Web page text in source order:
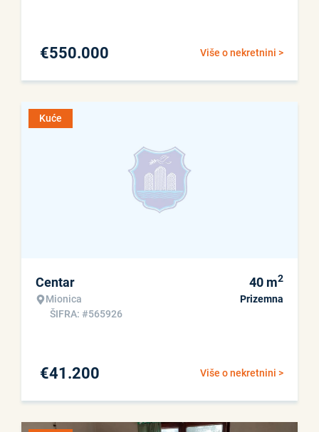
Više o nekretnini >
€550.000
Kuće
Centar
Mionica
ŠIFRA: #565926
40 m2
Prizemna
Više o nekretnini >
€41.200